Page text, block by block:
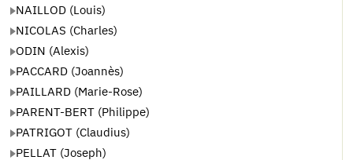
NAILLOD (Louis)
NICOLAS (Charles)
ODIN (Alexis)
PACCARD (Joannès)
PAILLARD (Marie-Rose)
PARENT-BERT (Philippe)
PATRIGOT (Claudius)
PELLAT (Joseph)